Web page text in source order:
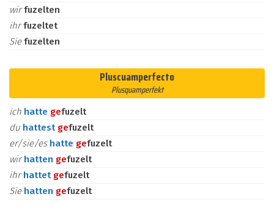
wirfuzelten
ihrfuzeltet
Siefuzelten
Pluscuamperfecto
Plusquamperfekt
ich hatte gefuzelt
du hattest gefuzelt
er/sie/es hatte gefuzelt
wirhatten gefuzelt
ihrhattet gefuzelt
Sie hatten gefuzelt